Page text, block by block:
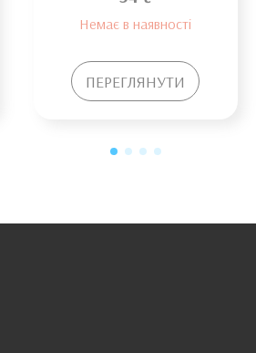
Немає в наявності
ПЕРЕГЛЯНУТИ